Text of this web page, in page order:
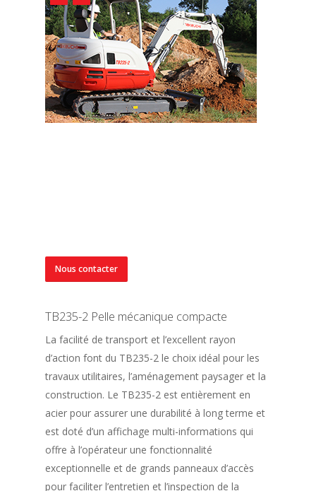
Nous contacter
TB235-2 Pelle mécanique compacte
La facilité de transport et l’excellent rayon
d’action font du TB235-2 le choix idéal pour les
travaux utilitaires, l’aménagement paysager et la
construction. Le TB235-2 est entièrement en
acier pour assurer une durabilité à long terme et
est doté d’un affichage multi-informations qui
offre à l’opérateur une fonctionnalité
exceptionnelle et de grands panneaux d’accès
pour faciliter l’entretien et l’inspection de la